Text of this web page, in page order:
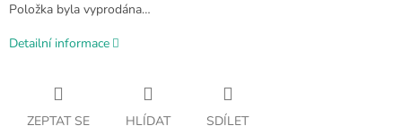
Položka byla vyprodána…
Detailní informace
ZEPTAT SE HLÍDAT SDÍLET